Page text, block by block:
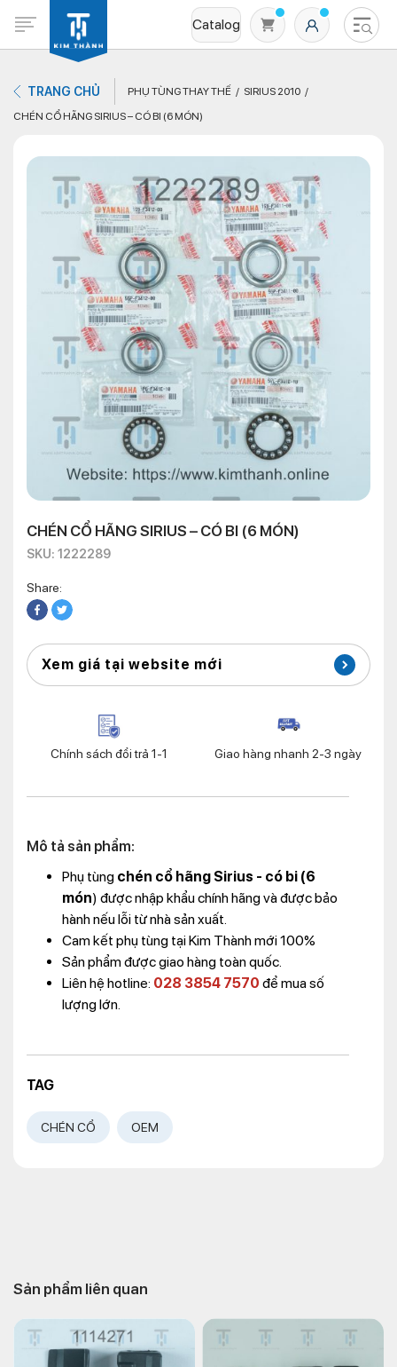
Catalog
Không có sản phẩm nào trong giỏ hàng
TRANG CHỦ PHỤ TÙNG THAY THẾ
SIRIUS 2010
CHÉN CỔ HÃNG SIRIUS – CÓ BI (6 MÓN)
CHÉN CỔ HÃNG SIRIUS – CÓ BI (6 MÓN)
SKU: 1222289
Share:
Xem giá tại website mới
Chính sách đổi trả 1-1 Giao hàng nhanh 2-3 ngày
Mô tả sản phẩm:
Phụ tùng chén cổ hãng Sirius - có bi (6
món) được nhập khẩu chính hãng và được bảo
hành nếu lỗi từ nhà sản xuất.
Cam kết phụ tùng tại Kim Thành mới 100%
Sản phẩm được giao hàng toàn quốc.
Liên hệ hotline: 028 3854 7570 để mua số
lượng lớn.
TAG
CHÉN CỔ OEM
Sản phẩm liên quan